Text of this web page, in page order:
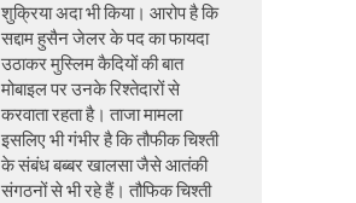
शुक्रिया अदा भी किया। आरोप है कि
सद्दाम हुसैन जेलर के पद का फायदा
उठाकर मुस्लिम कैदियों की बात
मोबाइल पर उनके रिश्तेदारों से
करवाता रहता है। ताजा मामला
इसलिए भी गंभीर है कि तौफीक चिश्ती
के संबंध बब्बर खालसा जैसे आतंकी
संगठनों से भी रहे हैं। तौफिक चिश्ती